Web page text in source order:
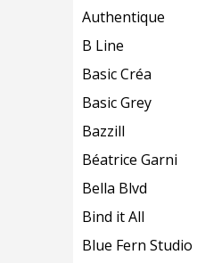
Authentique
B Line
Basic Créa
Basic Grey
Bazzill
Béatrice Garni
Bella Blvd
Bind it All
Blue Fern Studio